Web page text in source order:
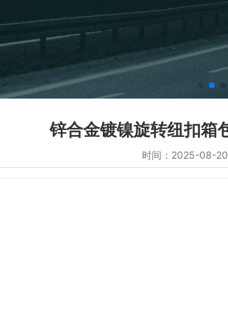
锌合金镀镍旋转纽扣箱
时间：2025-08-